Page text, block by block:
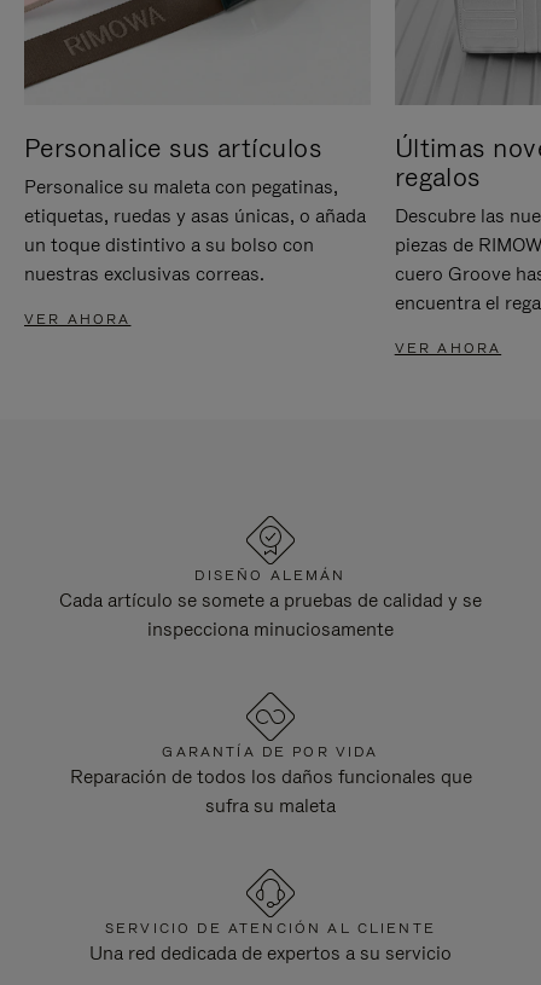
Personalice sus artículos
Personalice su maleta con pegatinas,
etiquetas, ruedas y asas únicas, o añada
un toque distintivo a su bolso con
nuestras exclusivas correas.
VER AHORA
Últimas
regalos
Descubre las
piezas de
cuero Groove
encuentra el
VER AHORA
DISEÑO ALEMÁN
Cada artículo se somete a pruebas de calidad y se
inspecciona minuciosamente
GARANTÍA DE POR VIDA
Reparación de todos los daños funcionales que
sufra su maleta
SERVICIO DE ATENCIÓN AL CLIENTE
Una red dedicada de expertos a su servicio